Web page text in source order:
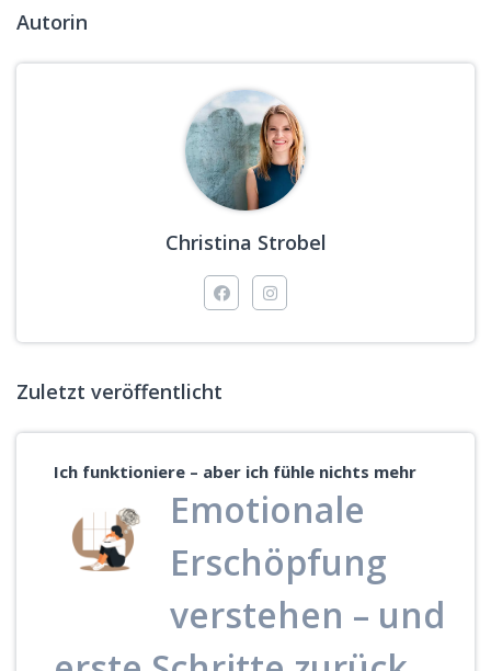
Autorin
Christina Strobel
Zuletzt veröffentlicht
Ich funktioniere – aber ich fühle nichts mehr
Emotionale
Erschöpfung
verstehen – und